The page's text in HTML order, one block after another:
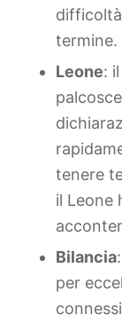
termine.
Leone:
tenere
il Leone
Bilancia
per